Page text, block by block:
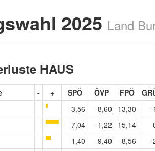
2025 Land
HAUS
- + SPÖ ÖVP FPÖ
-3,56 -8,60 13,30
-
7,04 -1,22 15,14
1,40 -9,40 8,56
-